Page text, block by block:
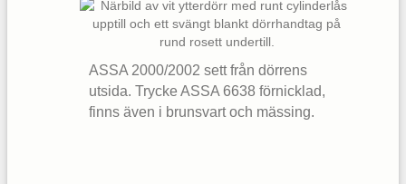
ASSA 2000/2002 sett från dörrens
utsida. Trycke ASSA 6638 förnicklad,
finns även i brunsvart och mässing.